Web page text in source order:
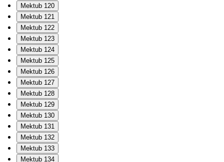
Mektub 120
Mektub 121
Mektub 122
Mektub 123
Mektub 124
Mektub 125
Mektub 126
Mektub 127
Mektub 128
Mektub 129
Mektub 130
Mektub 131
Mektub 132
Mektub 133
Mektub 134